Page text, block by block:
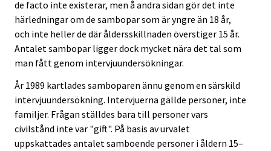
de facto inte existerar, men å andra sidan gör det inte
härledningar om de sambopar som är yngre än 18 år,
och inte heller de där åldersskillnaden överstiger 15 år.
Antalet sambopar ligger dock mycket nära det tal som
man fått genom intervjuundersökningar.
År 1989 kartlades samboparen ännu genom en särskild
intervjuundersökning. Intervjuerna gällde personer, inte
familjer. Frågan ställdes bara till personer vars
civilstånd inte var "gift". På basis av urvalet
uppskattades antalet samboende personer i åldern 15–